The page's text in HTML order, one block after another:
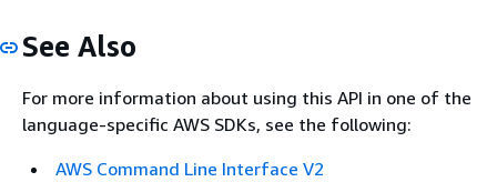
See Also
For more information about using this API in one of the
language-specific AWS SDKs, see the following:
AWS Command Line Interface V2